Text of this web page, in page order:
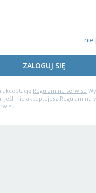
nie
ZALOGUJ SIĘ
akceptację Regulaminu serwisu
nie akceptujesz Regulaminu